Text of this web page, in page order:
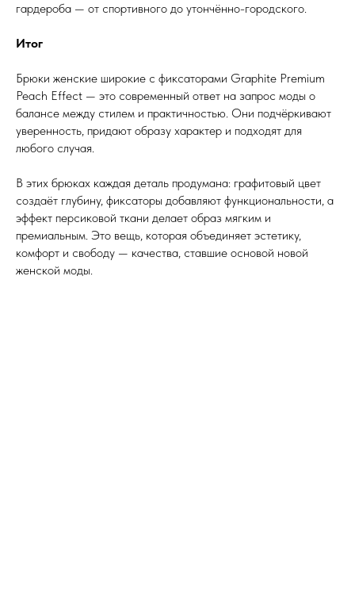
гардероба — от спортивного до утончённо-городского.
Итог
Брюки женские широкие с фиксаторами Graphite Premium
Peach Effect — это современный ответ на запрос моды о
балансе между стилем и практичностью. Они подчёркивают
уверенность, придают образу характер и подходят для
любого случая.
В этих брюках каждая деталь продумана: графитовый цвет
создаёт глубину, фиксаторы добавляют функциональности, а
эффект персиковой ткани делает образ мягким и
премиальным. Это вещь, которая объединяет эстетику,
комфорт и свободу — качества, ставшие основой новой
женской моды.